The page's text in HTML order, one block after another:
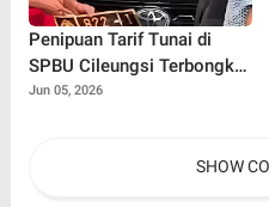
Penipuan Tarif Tunai di
SPBU Cileungsi Terbongkar,
Pelaku Gunakan Bukti
Jun 05, 2026
SHOW